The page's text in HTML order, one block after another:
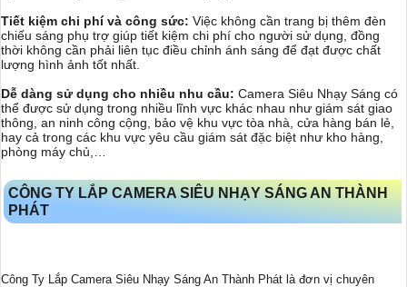
Tiết kiệm chi phí và công sức: Việc không cần trang bị thêm đèn
chiếu sáng phụ trợ giúp tiết kiệm chi phí cho người sử dụng, đồng
thời không cần phải liên tục điều chỉnh ánh sáng để đạt được chất
lượng hình ảnh tốt nhất.
Dễ dàng sử dụng cho nhiều nhu cầu: Camera Siêu Nhạy Sáng có
thể được sử dụng trong nhiều lĩnh vực khác nhau như giám sát giao
thông, an ninh công cộng, bảo vệ khu vực tòa nhà, cửa hàng bán lẻ,
hay cả trong các khu vực yêu cầu giám sát đặc biệt như kho hàng,
phòng máy chủ,…
CÔNG TY LẮP CAMERA SIÊU NHẠY SÁNG AN THÀNH
PHÁT
Công Ty Lắp Camera Siêu Nhạy Sáng An Thành Phát là đơn vị chuyên